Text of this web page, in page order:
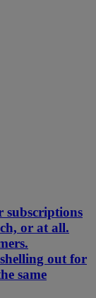
subscriptions
or at all.
shelling out for
same